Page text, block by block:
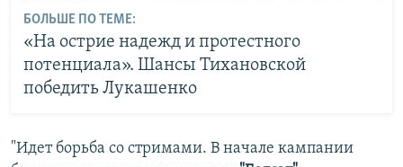
БОЛЬШЕ ПО ТЕМЕ:
«На острие надежд и протестного
потенциала». Шансы Тихановской
победить Лукашенко
"Идет борьба со стримами. В начале кампании